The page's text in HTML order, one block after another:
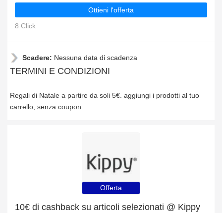
Ottieni l'offerta
8 Click
Scadere: Nessuna data di scadenza
TERMINI E CONDIZIONI
Regali di Natale a partire da soli 5€. aggiungi i prodotti al tuo
carrello, senza coupon
Offerta
10€ di cashback su articoli selezionati @ Kippy